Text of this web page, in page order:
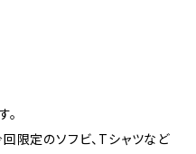
。
限定のソフビ、Tシャツなど